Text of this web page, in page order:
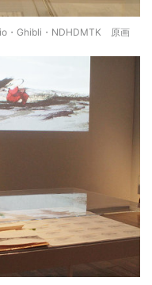
・Ghibli・NDHDMTK 原画